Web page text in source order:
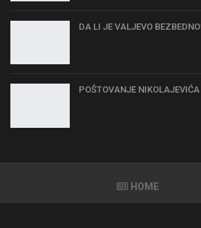
DA LI JE VALJEVO
POŠTOVANJE NIKOLAJEVIĆA
HOME